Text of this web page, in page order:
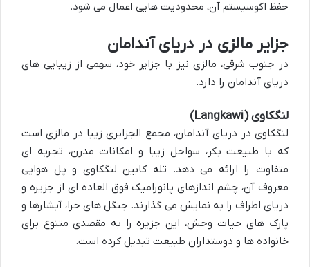
حفظ اکوسیستم آن، محدودیت هایی اعمال می شود.
جزایر مالزی در دریای آندامان
در جنوب شرقی، مالزی نیز با جزایر خود، سهمی از زیبایی های
دریای آندامان را دارد.
لنگکاوی (Langkawi)
لنگکاوی در دریای آندامان، مجمع الجزایری زیبا در مالزی است
که با طبیعت بکر، سواحل زیبا و امکانات مدرن، تجربه ای
متفاوت را ارائه می دهد. تله کابین لنگکاوی و پل هوایی
معروف آن، چشم اندازهای پانورامیک فوق العاده ای از جزیره و
دریای اطراف را به نمایش می گذارند. جنگل های حرا، آبشارها و
پارک های حیات وحش، این جزیره را به مقصدی متنوع برای
خانواده ها و دوستداران طبیعت تبدیل کرده است.